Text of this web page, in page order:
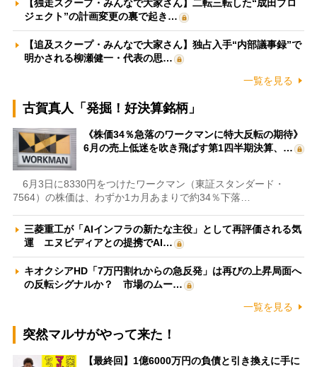
【独走スクープ・みんなで大家さん】二転三転した“成田プロ
ジェクト”の計画変更の裏で起き…
【追及スクープ・みんなで大家さん】独占入手“内部議事録”で
明かされる柳瀬健一・代表の思…
一覧を見る
古賀真人「発掘！好決算銘柄」
《株価34％急落のワークマンに特大反転の期待》
6月の売上低迷を吹き飛ばす第1四半期決算、…
6月3日に8330円をつけたワークマン（東証スタンダード・
7564）の株価は、わずか1カ月あまりで約34％下落…
三菱重工が「AIインフラの新たな主役」として再評価される気
運 エヌビディアとの提携でAI…
キオクシアHD「7万円割れからの急反発」は再びの上昇局面へ
の反転シグナルか？ 市場のムー…
一覧を見る
突然マルサがやって来た！
【最終回】1億6000万円の負債と引き換えに手に